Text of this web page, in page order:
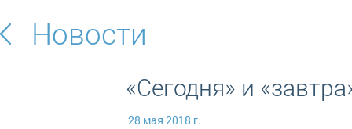
Новости
«Сегодня» и
28 мая 2018 г.